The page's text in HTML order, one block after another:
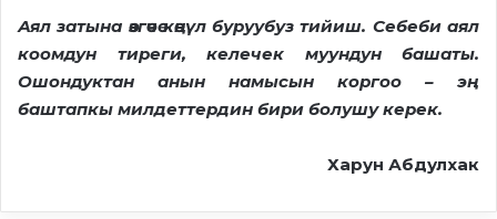
Аял затына өзгөчө көңүл буруубуз тийиш. Себеби аял
коомдун тиреги, келечек муундун башаты.
Ошондуктан анын намысын коргоо – эң
баштапкы милдеттердин бири болушу керек.
Харун Абдулхак